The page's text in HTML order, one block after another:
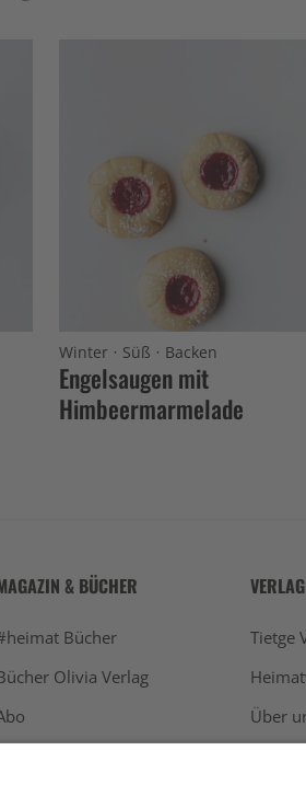
Winter · Süß · Backen
Engelsaugen mit
Himbeermarmelade
& BÜCHER
Bücher
Olivia Verlag
VERLAG
Tietge
Über